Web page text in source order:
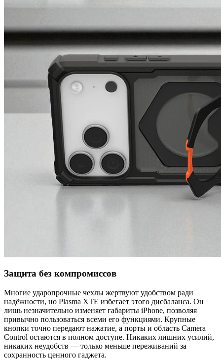
Защита без компромиссов
Многие ударопрочные чехлы жертвуют удобством ради
надёжности, но Plasma XTE избегает этого дисбаланса. Он
лишь незначительно изменяет габариты iPhone, позволяя
привычно пользоваться всеми его функциями. Крупные
кнопки точно передают нажатие, а порты и область Camera
Control остаются в полном доступе. Никаких лишних усилий,
никаких неудобств — только меньше переживаний за
сохранность ценного гаджета.